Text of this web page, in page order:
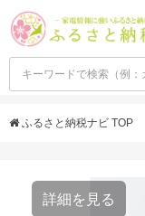
ふるさと納税ナビ TOP
詳細を見る